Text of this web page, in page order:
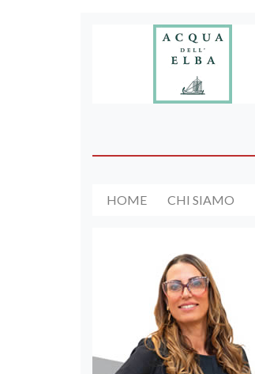
HOME CHI SIAMO